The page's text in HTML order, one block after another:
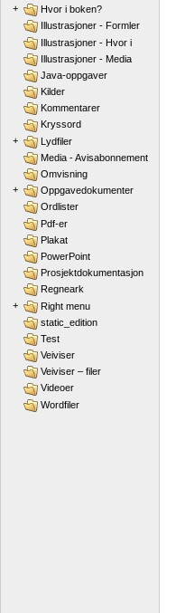
+
Hvor i boken?
Illustrasjoner - Formler
Illustrasjoner - Hvor i
Illustrasjoner - Media
Java-oppgaver
Kilder
Kommentarer
Kryssord
+
Lydfiler
Media - Avisabonnement
Omvisning
+
Oppgavedokumenter
Ordlister
Pdf-er
Plakat
PowerPoint
Prosjektdokumentasjon
Regneark
+
Right menu
static_edition
Test
Veiviser
Veiviser – filer
Videoer
Wordfiler